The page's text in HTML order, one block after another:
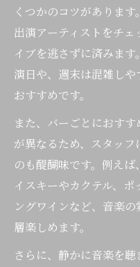
くつかのコツがありま
出演アーティストをチ
イブを逃さずに済みま
演日や、週末は混雑し
おすすめです。
また、バーごとにおす
が異なるため、スタッ
のも醍醐味です。例え
イスキーやカクテル、ポ
ングワインなど、音楽
層楽しめます。
さらに、静かに音楽を